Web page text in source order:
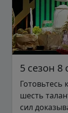
5 сезон 8
Готовьтесь
шесть
сил